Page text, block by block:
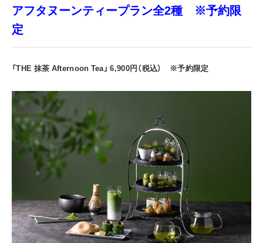
アフタヌーンティープラン全2種 ※予約限
定
「THE 抹茶 Afternoon Tea」 6,900円（税込） ※予約限定